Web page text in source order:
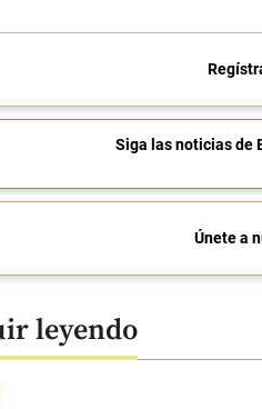
Siga las noticias de
Únete a
leyendo